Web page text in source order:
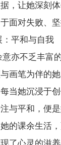
，让她深刻
面对失败、
：平和与自我
亦不乏丰富
画笔为伴的
当她沉浸于
与平和，便
的课余生活